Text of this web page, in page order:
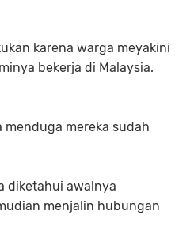
karena warga meyakini
bekerja di Malaysia.
mereka sudah
diketahui awalnya
menjalin hubungan